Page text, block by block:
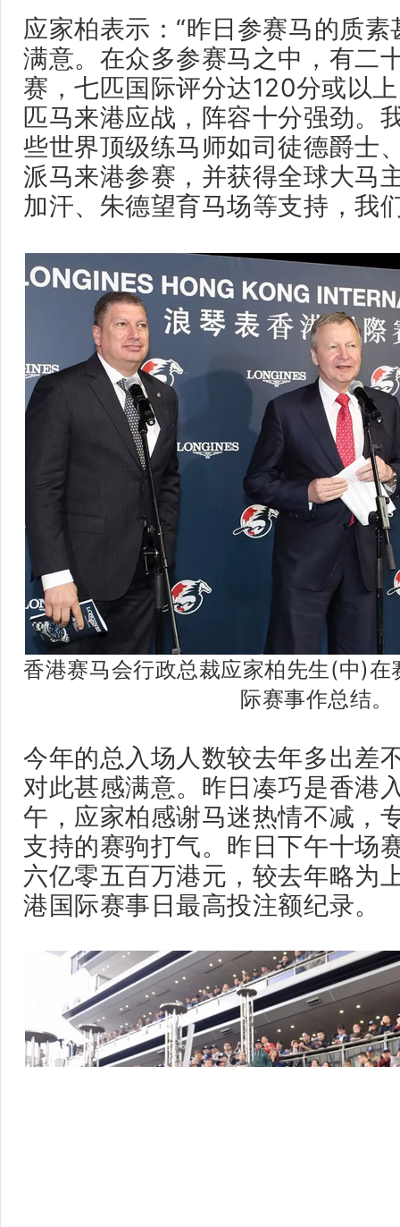
应家柏表示：“昨日参赛马的质
满意。在众多参赛马之中，有二
赛，七匹国际评分达120分或以
匹马来港应战，阵容十分强劲。
些世界顶级练马师如司徒德爵士
派马来港参赛，并获得全球大马
加汗、朱德望育马场等支持，我
香港赛马会行政总裁应家柏先生(中)
际赛事作总结。
今年的总入场人数较去年多出差
对此甚感满意。昨日凑巧是香港
午，应家柏感谢马迷热情不减，
支持的赛驹打气。 昨日下午十场
六亿零五百万港元，较去年略为
港国际赛事日最高投注额纪录。